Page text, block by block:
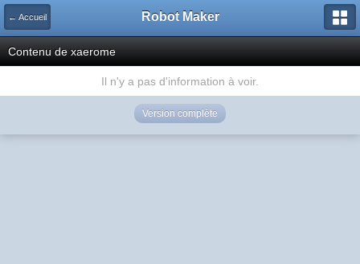
← Accueil Robot Maker
Contenu de xaerome
Il n'y a pas d'information à voir.
Version complète